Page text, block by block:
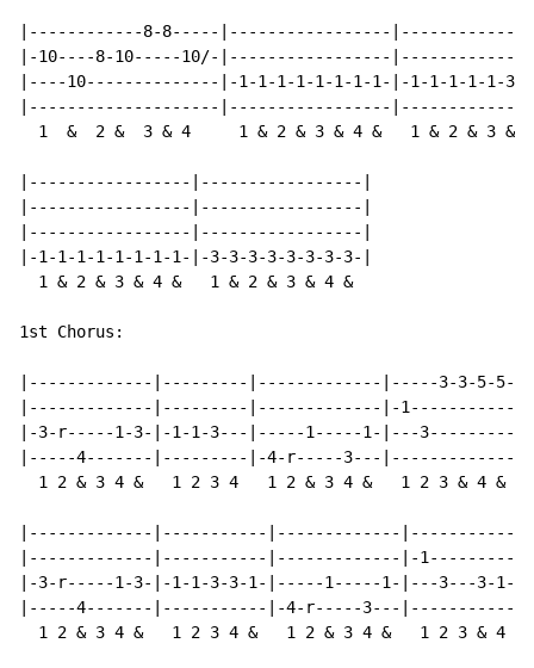
|------------8-8-----|-----------------
|-10----8-10-----10/-|-----------------
|----10--------------|-1-1-1-1-1-1-1-1-|-1-1-1-1-1-
|--------------------|-----------------|-------------
1  &  2 &  3 & 4     1 & 2 & 3 & 4 &   1 & 2 & 3 &
|-----------------|-----------------|
|-----------------|-----------------|
|-----------------|-----------------|
|-1-1-1-1-1-1-1-1-|-3-3-3-3-3-3-3-3-|
  1 & 2 & 3 & 4 &   1 & 2 & 3 & 4 &
1st Chorus:
|-------------|---------|-------------|-----3-3-5-5-|
|-------------|---------|-------------|-1-----------|
|-3-r-----1-3-|-1-1-3---|-----1-----1-|---3---------|
|-----4-------|---------|-4-r-----3---|-------------|
  1 2 & 3 4 &   1 2 3 4   1 2 & 3 4 &   1 2 3 & 4 &
|-------------|-----------|-------------
|-------------|-----------|-------------|-
|-3-r-----1-3-|-1-1-3-3-1-|-----1-----1-|---3---3-1-
|-----4-------|-----------|-4-r-----3---
  1 2 & 3 4 &   1 2 3 4 &   1 2 & 3 4 &   1 2 3 & 4 &